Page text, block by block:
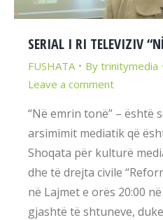
SERIAL I RI TELEVIZIV
FUSHATA By trinitymedia
Leave a comment
“Në emrin tonë” – është
arsimimit mediatik që
Shoqata për kulturë
dhe të drejta civile
në Lajmet e orës 20:00
gjashtë të shtuneve,